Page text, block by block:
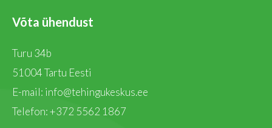
Võta ühendust
Turu 34b
51004 Tartu Eesti
E-mail: info@tehingukeskus.ee
Telefon:+372 5562 1867